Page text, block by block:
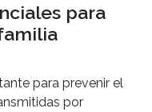
para
para prevenir el
por